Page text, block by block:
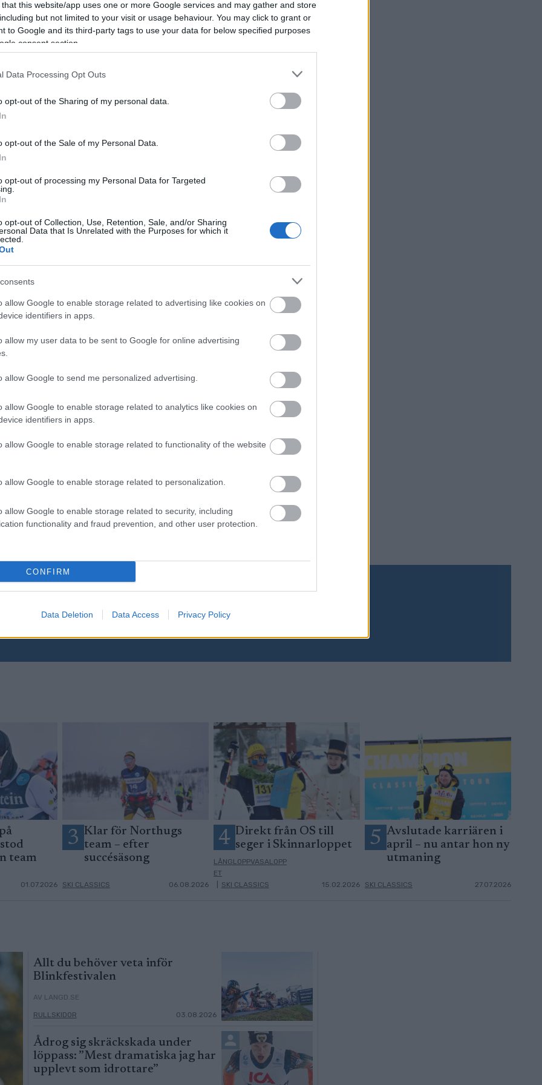
that this website/app uses one or more Google services and may gather and store
but not limited to your visit or usage behaviour. You may click to grant or
to Google and its third-party tags to use your data for below specified purposes
consent section.
Data Processing Opt Outs
opt-out of the Sharing of my personal data.
opt-out of the Sale of my Personal Data.
opt-out of processing my Personal Data for Targeted
opt-out of Collection, Use, Retention, Sale, and/or Sharing
Data that Is Unrelated with the Purposes for which it
allow Google to enable storage related to advertising like cookies on
identifiers in apps.
allow my user data to be sent to Google for online advertising
allow Google to send me personalized advertising.
allow Google to enable storage related to analytics like cookies on
identifiers in apps.
allow Google to enable storage related to functionality of the website
allow Google to enable storage related to personalization.
allow Google to enable storage related to security, including
functionality and fraud prevention, and other user protection.
CONFIRM
Data Deletion Data Access Privacy Policy
Ski Classics-cupen. Med diskvalificeringen krossades
till juryns beslut:
hänt något. Men nu när Max gör det, då blir han
försvinner på grund av trams, säger han till NRK
men det var en knuff. Det har hänt väldigt ofta, och
flera punkter.
man blivit utknuffad från spåret och kämpar för att
på alla kameravinklar innan beslutet togs.
bilder från TV, men de hade bara sett
man det tydligt. Jag trodde att juryn skulle ha bättre
till FIS om han anser sig orättvist behandlad.
hamnar i blåsväder för osportsligt beteende.
ITT
team
01.07.2026
3 Klar för Northugs
team – efter
succésäsong
SKI CLASSICS 06.08.2026
4 Direkt från OS till
seger i Skinnarloppet
LÅNGLOPPVASALOPP
ET
SKI CLASSICS 15.02.2026
5 Avslutade karriären i
april – nu antar hon ny
utmaning
SKI CLASSICS 27.07.2026
Allt du behöver veta inför
Blinkfestivalen
AV LANGD.SE
RULLSKIDOR 03.08.2026
Ådrog sig skräckskada under
löppass: ”Mest dramatiska jag har
upplevt som idrottare”